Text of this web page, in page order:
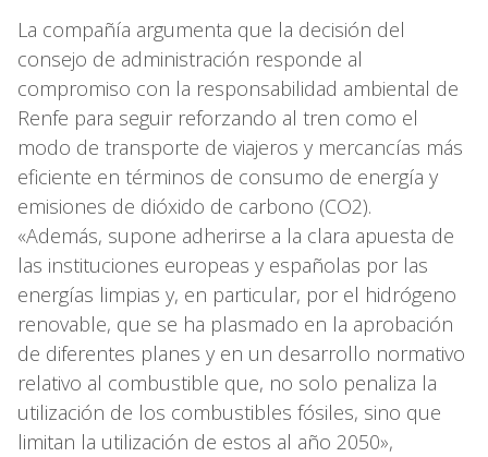
La compañía argumenta que la decisión del
consejo de administración responde al
compromiso con la responsabilidad ambiental de
Renfe para seguir reforzando al tren como el
modo de transporte de viajeros y mercancías más
eficiente en términos de consumo de energía y
emisiones de dióxido de carbono (CO2).
«Además, supone adherirse a la clara apuesta de
las instituciones europeas y españolas por las
energías limpias y, en particular, por el hidrógeno
renovable, que se ha plasmado en la aprobación
de diferentes planes y en un desarrollo normativo
relativo al combustible que, no solo penaliza la
utilización de los combustibles fósiles, sino que
limitan la utilización de estos al año 2050»,